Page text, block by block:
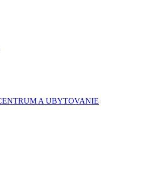
A UBYTOVANIE